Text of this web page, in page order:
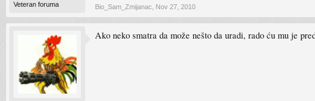
Veteran foruma Bio_Sam_Zmijanac Nov 27, 2010
Ako neko smatra da može nešto da uradi, rado ću mu je